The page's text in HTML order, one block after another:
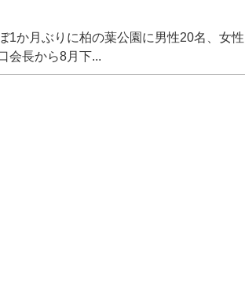
1か月ぶりに柏の葉公園に男性20名、女性
会長から8月下...